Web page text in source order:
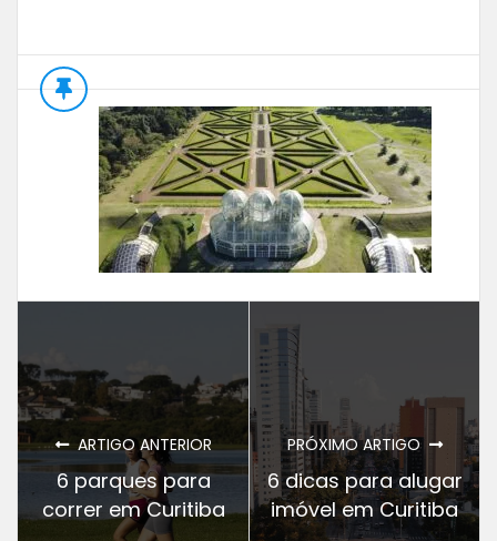
ARTIGO ANTERIOR
6 parques para
correr em Curitiba
PRÓXIMO ARTIGO
6 dicas para alugar
imóvel em Curitiba